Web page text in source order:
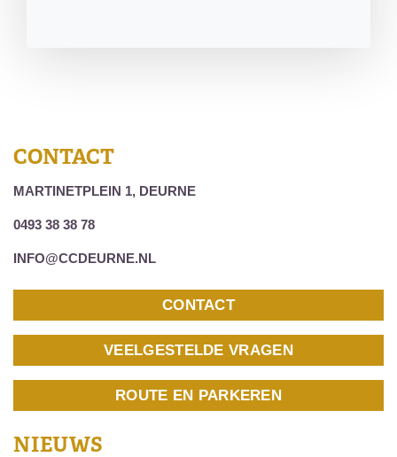
CONTACT
MARTINETPLEIN 1, DEURNE
0493 38 38 78
INFO@CCDEURNE.NL
CONTACT
VEELGESTELDE VRAGEN
ROUTE EN PARKEREN
NIEUWS